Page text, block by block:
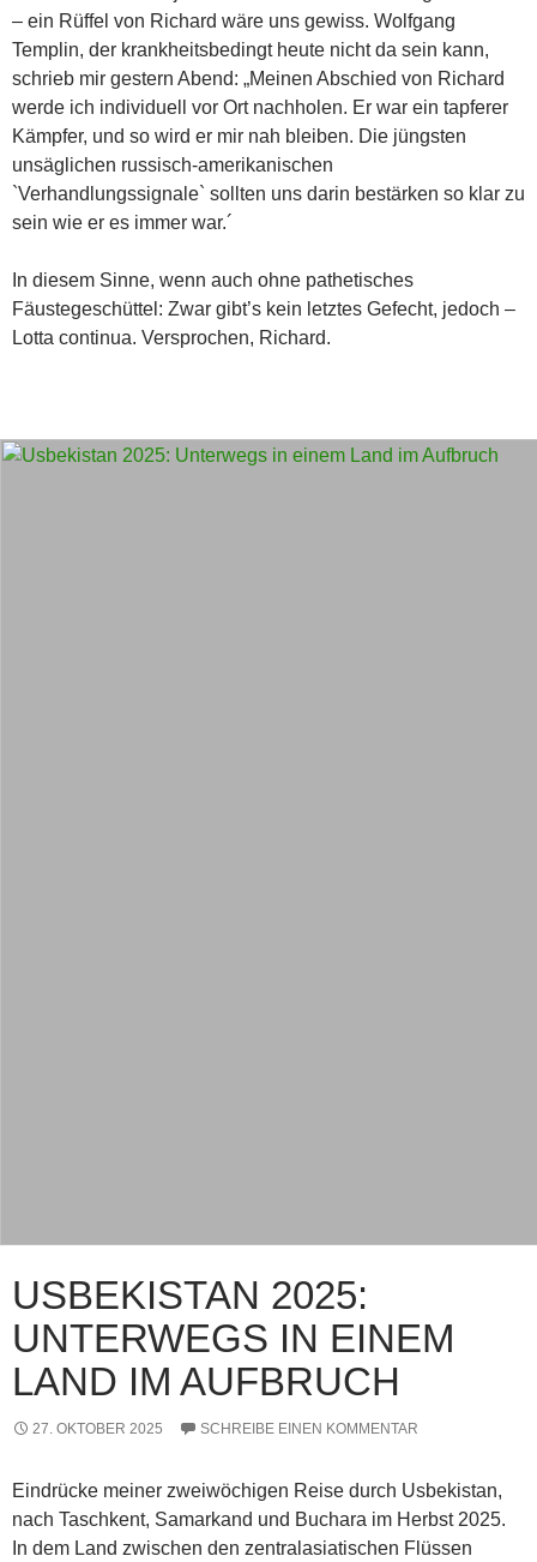
– ein Rüffel von Richard wäre uns gewiss. Wolfgang
Templin, der krankheitsbedingt heute nicht da sein kann,
schrieb mir gestern Abend: „Meinen Abschied von Richard
werde ich individuell vor Ort nachholen. Er war ein tapferer
Kämpfer, und so wird er mir nah bleiben. Die jüngsten
unsäglichen russisch-amerikanischen
`Verhandlungssignale` sollten uns darin bestärken so klar zu
sein wie er es immer war.´
In diesem Sinne, wenn auch ohne pathetisches
Fäustegeschüttel: Zwar gibt’s kein letztes Gefecht, jedoch –
Lotta continua. Versprochen, Richard.
USBEKISTAN 2025:
UNTERWEGS IN EINEM
LAND IM AUFBRUCH
27. OKTOBER 2025 SCHREIBE EINEN KOMMENTAR
Eindrücke meiner zweiwöchigen Reise durch Usbekistan,
nach Taschkent, Samarkand und Buchara im Herbst 2025.
In dem Land zwischen den zentralasiatischen Flüssen